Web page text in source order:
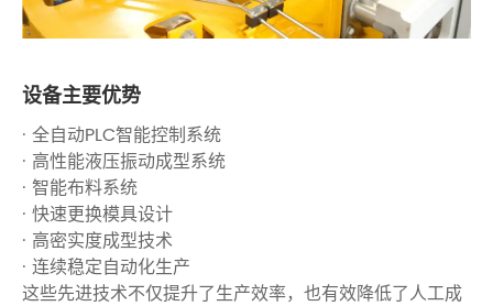
设备主要优势
· 全自动PLC智能控制系统
· 高性能液压振动成型系统
· 智能布料系统
· 快速更换模具设计
· 高密实度成型技术
· 连续稳定自动化生产
这些先进技术不仅提升了生产效率，也有效降低了人工成